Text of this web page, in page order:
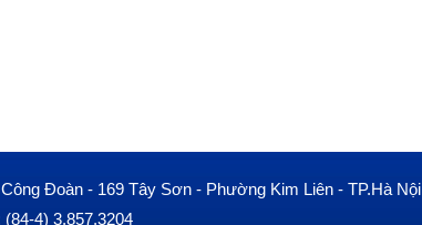
Đoàn - 169 Tây Sơn - Phường Kim Liên - TP.Hà Nội
4) 3.857.3204